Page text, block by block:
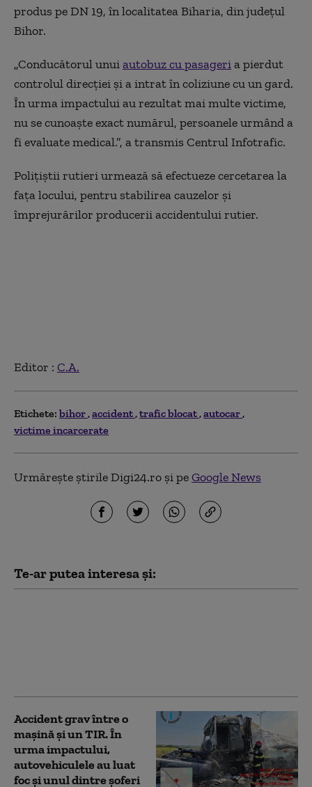
produs pe DN 19, în localitatea Biharia, din judeţul
Bihor.
„Conducătorul unuiautobuz cu pasageria pierdut
controlul direcţiei şi a intrat în coliziune cu un gard.
În urma impactului au rezultat mai multe victime,
nu se cunoaşte exact numărul, persoanele urmând a
fi evaluate medical.”, a transmis Centrul Infotrafic.
Poliţiştii rutieri urmează să efectueze cercetarea la
faţa locului, pentru stabilirea cauzelor şi
împrejurărilor producerii accidentului rutier.
Editor : C.A.
Etichete: bihor accident trafic blocat autocar
victime incarcerate
Urmărește știrile Digi24.ro și peGoogle News
Te-ar putea interesa și:
Accident grav între o
mașină și un TIR. În
urma impactului,
autovehiculele au luat
foc și unul dintre șoferi